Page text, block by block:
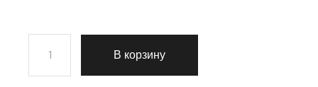
Количество товара Замок врезной Class (Класс)
В корзину